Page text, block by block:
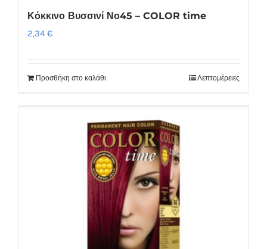
Κόκκινο Βυσσινί Νο45 – COLOR time
2,34 €
Προσθήκη στο καλάθι Λεπτομέρειες